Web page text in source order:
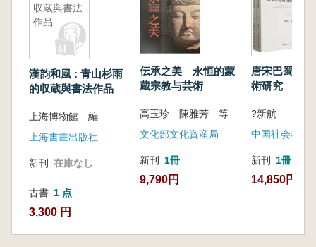
収蔵與書法
作品
漢韵和風 : 青山杉雨
的収蔵與書法作品
上海博物館 編
上海書畫出版社
新刊 在庫なし
古書 1 点
3,300 円
伝承之美 永恒的蒙
蔵宗教与芸術
高玉珍 陳雅芳 等
文化部文化資産局
新刊 1冊
9,790円
唐宋巴蜀観
術研究 全2
?新航
中国社会科学
新刊 1冊
14,850円